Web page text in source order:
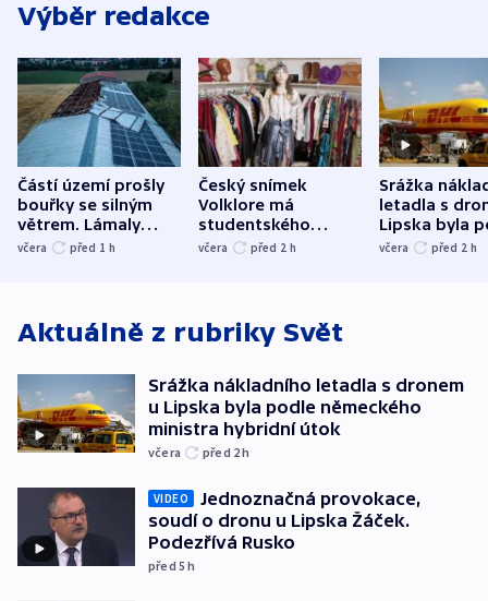
Výběr redakce
Částí území prošly
bouřky se silným
větrem. Lámaly
stromy a poničily
včera před 1 h
Český snímek
Volklore má
studentského
Oscara, zabojuje o
včera před 2 h
Srážka
letadla s
Lipska byla
německého
včera před 2 h
Aktuálně z rubriky Svět
Srážka nákladního letadla s dronem
u Lipska byla podle německého
ministra hybridní útok
včera před 2h
VIDEO
Jednoznačná provokace,
soudí o dronu u Lipska Žáček.
Podezřívá Rusko
před 5h